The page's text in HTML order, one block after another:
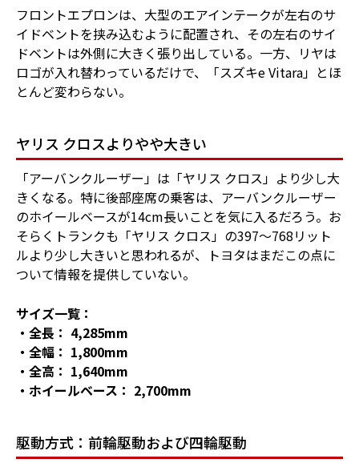
フロントエプロンは、大型のエアインテークが左右のサ
イドベントを挟み込むように配置され、その左右のサイ
ドベントは外側に大きく張り出している。一方、リヤは
ロゴが入れ替わっているだけで、「スズキe Vitara」とほ
とんど変わらない。
ヤリス クロスよりやや大きい
「アーバンクルーザー」は「ヤリス クロス」より少し大
きくなる。特に後部座席の乗客は、アーバンクルーザー
のホイールベースが14cm長いことを気に入るだろう。お
そらくトランクも「ヤリス クロス」の397～768リット
ルより少し大きいと思われるが、トヨタはまだこの点に
ついて情報を提供していない。
サイズ一覧：
・全長： 4,285mm
・全幅： 1,800mm
・全高： 1,640mm
・ホイールベース： 2,700mm
駆動方式：前輪駆動および四輪駆動